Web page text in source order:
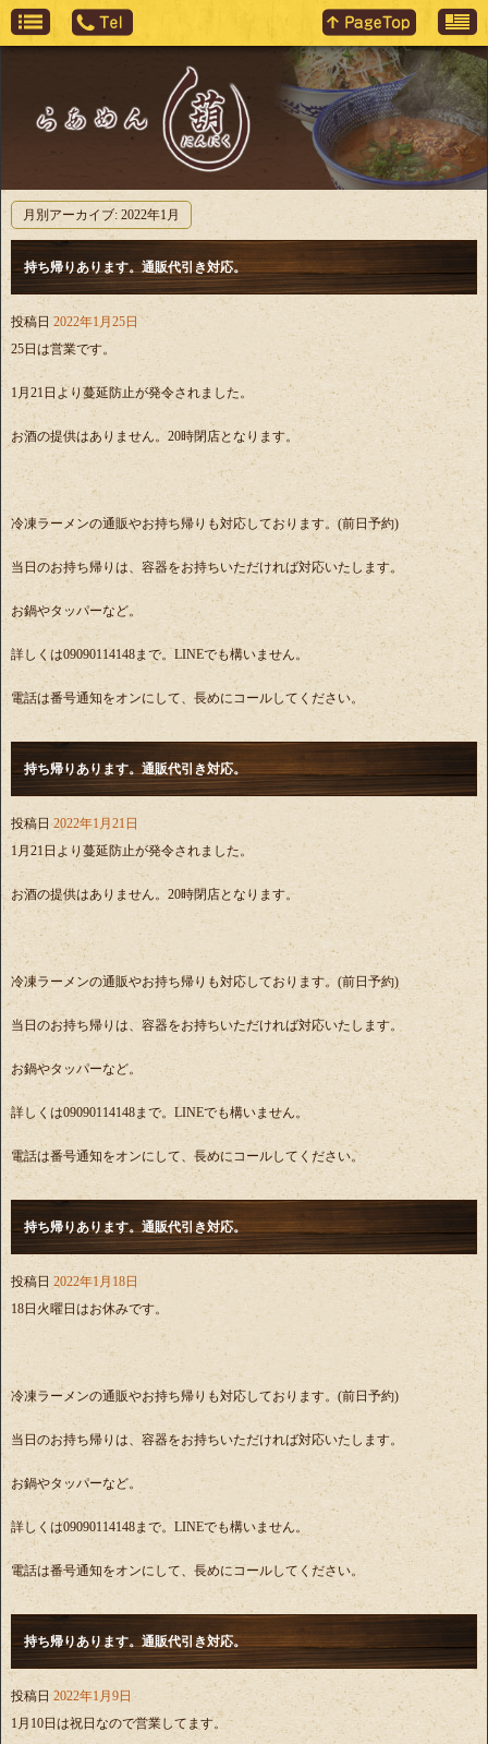
月別アーカイブ: 2022年1月
持ち帰りあります。通販代引き対応。
投稿日 2022年1月25日
25日は営業です。
1月21日より蔓延防止が発令されました。
お酒の提供はありません。20時閉店となります。
冷凍ラーメンの通販やお持ち帰りも対応しております。(前日予約)
当日のお持ち帰りは、容器をお持ちいただければ対応いたします。
お鍋やタッパーなど。
詳しくは09090114148まで。LINEでも構いません。
電話は番号通知をオンにして、長めにコールしてください。
持ち帰りあります。通販代引き対応。
投稿日 2022年1月21日
1月21日より蔓延防止が発令されました。
お酒の提供はありません。20時閉店となります。
冷凍ラーメンの通販やお持ち帰りも対応しております。(前日予約)
当日のお持ち帰りは、容器をお持ちいただければ対応いたします。
お鍋やタッパーなど。
詳しくは09090114148まで。LINEでも構いません。
電話は番号通知をオンにして、長めにコールしてください。
持ち帰りあります。通販代引き対応。
投稿日 2022年1月18日
18日火曜日はお休みです。
冷凍ラーメンの通販やお持ち帰りも対応しております。(前日予約)
当日のお持ち帰りは、容器をお持ちいただければ対応いたします。
お鍋やタッパーなど。
詳しくは09090114148まで。LINEでも構いません。
電話は番号通知をオンにして、長めにコールしてください。
持ち帰りあります。通販代引き対応。
投稿日 2022年1月9日
1月10日は祝日なので営業してます。